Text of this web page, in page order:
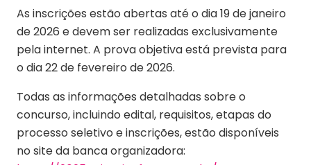
As inscrições estão abertas até o dia 19 de janeiro
de 2026 e devem ser realizadas exclusivamente
pela internet. A prova objetiva está prevista para
o dia 22 de fevereiro de 2026.
Todas as informações detalhadas sobre o
concurso, incluindo edital, requisitos, etapas do
processo seletivo e inscrições, estão disponíveis
no site da banca organizadora: